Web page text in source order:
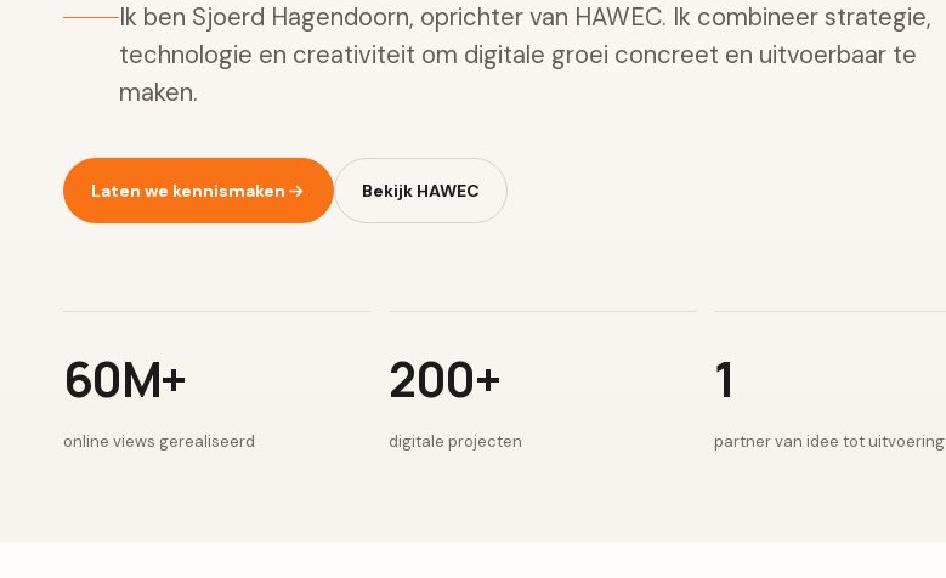
Ik ben Sjoerd Hagendoorn, oprichter van HAWEC. Ik combineer strategie,
technologie en creativiteit om digitale groei concreet en uitvoerbaar te
maken.
Laten we kennismaken Bekijk HAWEC
60M+
online views gerealiseerd
200+
digitale projecten
1
partner van idee tot uitvoering